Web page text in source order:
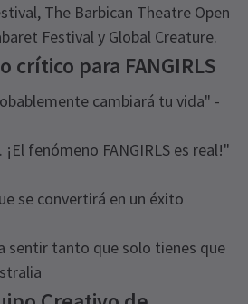
The Barbican Theatre Open
Festival y Global Creature.
crítico para FANGIRLS
cambiará tu vida" -
fenómeno FANGIRLS es real!"
se convertirá en un éxito
sentir tanto que solo tienes que